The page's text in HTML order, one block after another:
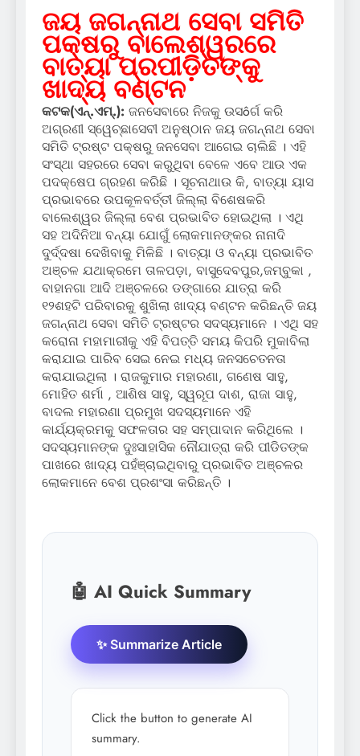
ଜୟ ଜଗନ୍ନାଥ ସେବା ସମିତି
ପକ୍ଷରୁ ବାଲେଶ୍ୱରରେ
ବାତ୍ୟା ପ୍ରପୀଡ଼ିତଙ୍କୁ
ଖାଦ୍ୟ ବଣ୍ଟନ
କଟକ(ଏନ୍.ଏମ୍.): ଜନସେବାରେ ନିଜକୁ ଉସôର୍ଗ କରି
ଅଗ୍ରଣୀ ସ୍ୱେଚ୍ଛାସେବୀ ଅନୁଷ୍ଠାନ ଜୟ ଜଗନ୍ନାଥ ସେବା
ସମିତି ଟ୍ରଷ୍ଟ ପକ୍ଷରୁ ଜନସେବା ଆଗେଇ ଚାଲିଛି । ଏହି
ସଂସ୍ଥା ସହରରେ ସେବା କରୁଥିବା ବେଳେ ଏବେ ଆଉ ଏକ
ପଦକ୍ଷେପ ଗ୍ରହଣ କରିଛି । ସୂଚନାଥାଉ କି, ବାତ୍ୟା ୟାସ
ପ୍ରଭାବରେ ଉପକୂଳବର୍ତ୍ତୀ ଜିଲ୍ଲା ବିଶେଷକରି
ବାଲେଶ୍ୱର ଜିଲ୍ଲା ବେଶ ପ୍ରଭାବିତ ହୋଇଥିଲା । ଏଥି
ସହ ଅଦିନିଆ ବନ୍ୟା ଯୋଗୁଁ ଲୋକମାନଙ୍କର ନାନାଦି
ଦୁର୍ଦ୍ଦଷା ଦେଖିବାକୁ ମିଳିଛି । ବାତ୍ୟା ଓ ବନ୍ୟା ପ୍ରଭାବିତ
ଅଞ୍ଚଳ ଯଥାକ୍ରମେ ତାଳପଡ଼ା, ବାସୁଦେବପୁର,ଜମ୍ବୁକା ,
ବାହାନଗା ଆଦି ଅଞ୍ଚଳରେ ଡଙ୍ଗାରେ ଯାତ୍ରା କରି
୧୨ଶହଟି ପରିବାରକୁ ଶୁଖିଲା ଖାଦ୍ୟ ବଣ୍ଟନ କରିଛନ୍ତି ଜୟ
ଜଗନ୍ନାଥ ସେବା ସମିତି ଟ୍ରଷ୍ଟର ସଦସ୍ୟମାନେ । ଏଥି ସହ
କରୋନା ମହାମାରୀକୁ ଏହି ବିପତ୍ତି ସମୟ କିପରି ମୁକାବିଲା
କରାଯାଇ ପାରିବ ସେଇ ନେଇ ମଧ୍ୟ ଜନସଚେତନତା
କରାଯାଇଥିଲା । ରାଜକୁମାର ମହାରଣା, ଗଣେଷ ସାହୁ,
ମୋହିତ ଶର୍ମା , ଆଶିଷ ସାହୁ, ସ୍ୱରୂପ ଦାଶ, ରାଜା ସାହୁ,
ବାଦଲ ମହାରଣା ପ୍ରମୁଖ ସଦସ୍ୟମାନେ ଏହି
କାର୍ଯ୍ୟକ୍ରମକୁ ସଫଳତାର ସହ ସମ୍ପାଦାନ କରିଥିଲେ ।
ସଦସ୍ୟମାନଙ୍କ ଦୁଃସାହାସିକ ନୌଯାତ୍ରା କରି ପୀଡିତଙ୍କ
ପାଖରେ ଖାଦ୍ୟ ପହଁଞ୍ଚାଇଥିବାରୁ ପ୍ରଭାବିତ ଅଞ୍ଚଳର
ଲୋକମାନେ ବେଶ ପ୍ରଶଂସା କରିଛନ୍ତି ।
🤖 AI Quick Summary
✨ Summarize Article
Click the button to generate AI
summary.